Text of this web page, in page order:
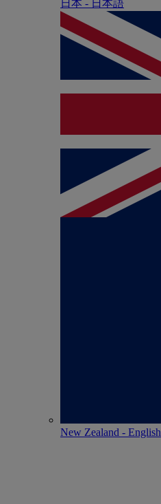
日本 - ⽇本語
New Zealand - English